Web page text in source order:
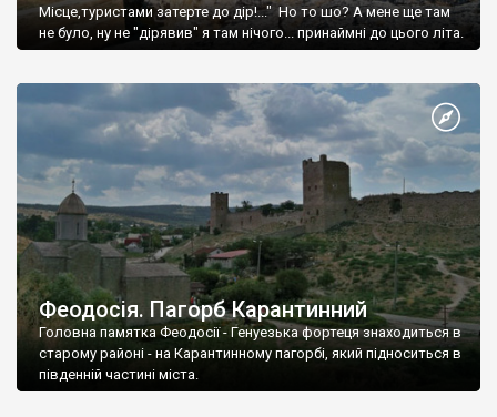
Місце,туристами затерте до дір!..." Но то шо? А мене ще там
не було, ну не "дірявив" я там нічого... принаймні до цього літа.
Феодосія. Пагорб Карантинний
Головна памятка Феодосії - Генуезька фортеця знаходиться в
старому районі - на Карантинному пагорбі, який підноситься в
південній частині міста.